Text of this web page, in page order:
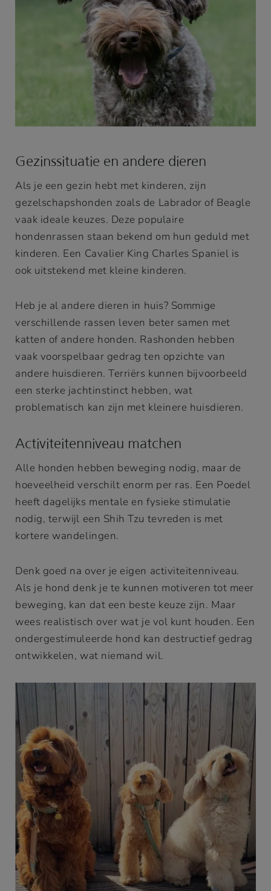
Gezinssituatie en andere dieren
Als je een gezin hebt met kinderen, zijn
gezelschapshonden zoals de Labrador of Beagle
vaak ideale keuzes. Deze populaire
hondenrassen staan bekend om hun geduld met
kinderen. Een Cavalier King Charles Spaniel is
ook uitstekend met kleine kinderen.
Heb je al andere dieren in huis? Sommige
verschillende rassen leven beter samen met
katten of andere honden. Rashonden hebben
vaak voorspelbaar gedrag ten opzichte van
andere huisdieren. Terriërs kunnen bijvoorbeeld
een sterke jachtinstinct hebben, wat
problematisch kan zijn met kleinere huisdieren.
Activiteitenniveau matchen
Alle honden hebben beweging nodig, maar de
hoeveelheid verschilt enorm per ras. Een Poedel
heeft dagelijks mentale en fysieke stimulatie
nodig, terwijl een Shih Tzu tevreden is met
kortere wandelingen.
Denk goed na over je eigen activiteitenniveau.
Als je hond denk je te kunnen motiveren tot meer
beweging, kan dat een beste keuze zijn. Maar
wees realistisch over wat je vol kunt houden. Een
ondergestimuleerde hond kan destructief gedrag
ontwikkelen, wat niemand wil.